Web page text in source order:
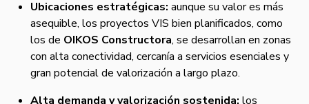
Ubicaciones estratégicas: aunque su valor es más
asequible, los proyectos VIS bien planificados, como
los de OIKOS Constructora, se desarrollan en zonas
con alta conectividad, cercanía a servicios esenciales y
gran potencial de valorización a largo plazo.
Alta demanda y valorización sostenida: los